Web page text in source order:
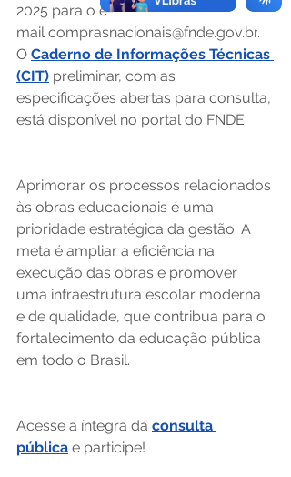
2025 para o e-
mail comprasnacionais@fnde.gov.br.
O Caderno de Informações Técnicas
(CIT) preliminar, com as
especificações abertas para consulta,
está disponível no portal do FNDE.
Aprimorar os processos relacionados
às obras educacionais é uma
prioridade estratégica da gestão. A
meta é ampliar a eficiência na
execução das obras e promover
uma infraestrutura escolar moderna
e de qualidade, que contribua para o
fortalecimento da educação pública
em todo o Brasil.
Acesse a íntegra da consulta
pública e participe!